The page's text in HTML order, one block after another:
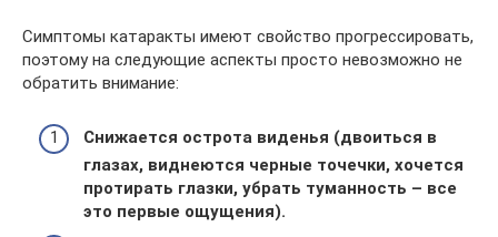
Симптомы катаракты имеют свойство прогрессировать,
поэтому на следующие аспекты просто невозможно не
обратить внимание:
Снижается острота виденья (двоиться в
глазах, виднеются черные точечки, хочется
протирать глазки, убрать туманность – все
это первые ощущения).